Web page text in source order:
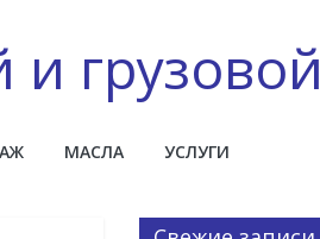
и грузовой
МАСЛА УСЛУГИ